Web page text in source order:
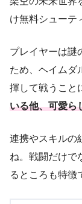
け無料シューテ
プレイヤーは謎
ため、ヘイムダ
揮して戦うこと
いる他、可愛ら
連携やスキルの
ね。戦闘だけで
るところも特徴